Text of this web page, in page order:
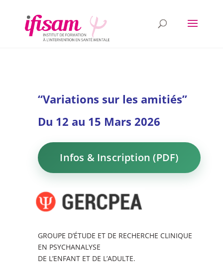
“Variations sur les amitiés”
Du 12 au 15 Mars 2026
Infos & Inscription (PDF)
GROUPE D’ÉTUDE ET DE RECHERCHE CLINIQUE
EN PSYCHANALYSE
DE L’ENFANT ET DE L’ADULTE.